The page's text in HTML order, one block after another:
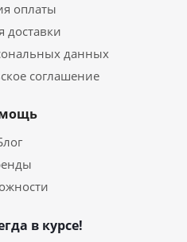
оплаты
доставки
данных
соглашение
в курсе!